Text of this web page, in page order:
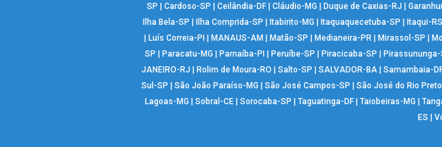
SP | Cardoso-SP | Ceilândia-DF | Cláudio-MG | Duque de Caxias-RJ |
Ilha Bela-SP | Ilha Comprida-SP | Itabirito-MG | Itaquaquecetuba-SP | Itaqui-RS
| Luís Correia-PI | MANAUS-AM | Matão-SP | Medianeira-PR | Mirassol-SP |
SP | Paracatu-MG | Parnaíba-PI | Peruíbe-SP | Piracicaba-SP | Pirassununga-
JANEIRO-RJ | Rolim de Moura-RO | Salto-SP | SALVADOR-BA | Samambaia-
Sul-SP | São João Paraíso-MG | São José Campos-SP | São José do Rio
Lagoas-MG | Sobral-CE| Sorocaba-SP | Taguatinga-DF| Taiobeiras-MG |
ES |